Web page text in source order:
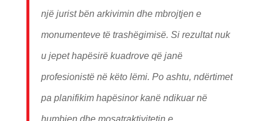
një jurist bën arkivimin dhe mbrojtjen e
monumenteve të trashëgimisë. Si rezultat nuk
u jepet hapësirë kuadrove që janë
profesionistë në këto lëmi. Po ashtu, ndërtimet
pa planifikim hapësinor kanë ndikuar në